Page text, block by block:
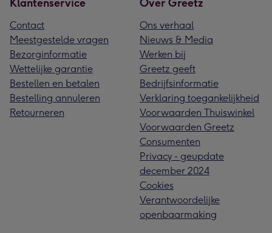
Klantenservice
Contact
Meestgestelde vragen
Bezorginformatie
Wettelijke garantie
Bestellen en betalen
Bestelling annuleren
Retourneren
Over Greetz
Ons verhaal
Nieuws & Media
Werken bij
Greetz geeft
Bedrijfsinformatie
Verklaring toegankelijkheid
Voorwaarden Thuiswinkel
Voorwaarden Greetz
Consumenten
Privacy - geupdate
december 2024
Cookies
Verantwoordelijke
openbaarmaking